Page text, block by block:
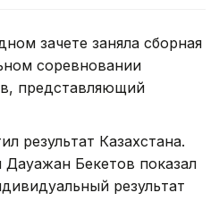
зачете заняла сборная
соревновании
представляющий
результат Казахстана.
Бекетов показал
результат